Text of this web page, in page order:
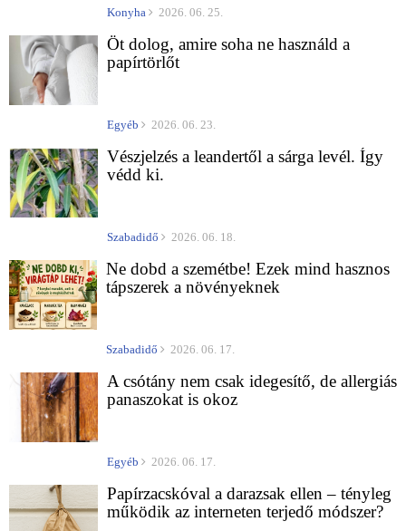
Konyha 2026. 06. 25.
Öt dolog, amire soha ne használd a
papírtörlőt
Egyéb 2026. 06. 23.
Vészjelzés a leandertől a sárga levél. Így
védd ki.
Szabadidő 2026. 06. 18.
Ne dobd a szemétbe! Ezek mind hasznos
tápszerek a növényeknek
Szabadidő 2026. 06. 17.
A csótány nem csak idegesítő, de allergiás
panaszokat is okoz
Egyéb 2026. 06. 17.
Papírzacskóval a darazsak ellen – tényleg
működik az interneten terjedő módszer?